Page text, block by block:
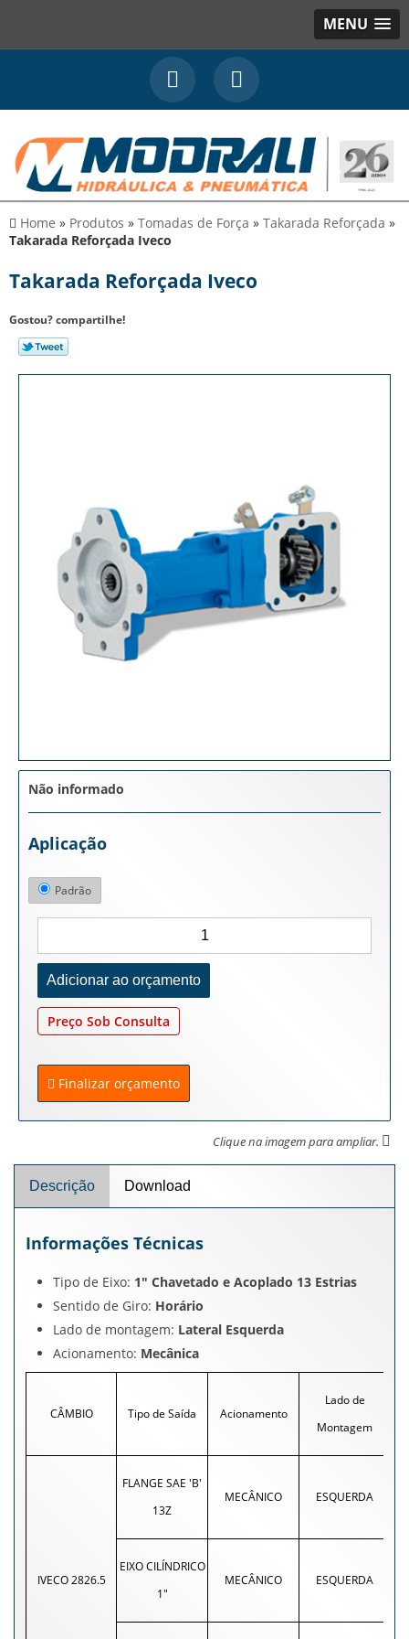
MENU
Home » Produtos » Tomadas de Força » Takarada Reforçada »
Takarada Reforçada Iveco
Takarada Reforçada Iveco
Gostou? compartilhe!
Não informado
Aplicação
Padrão
Preço Sob Consulta
Finalizar orçamento
Clique na imagem para ampliar.
Descrição Download
Informações Técnicas
Tipo de Eixo: 1" Chavetado e Acoplado 13 Estrias
Sentido de Giro: Horário
Lado de montagem: Lateral Esquerda
Acionamento: Mecânica
CÂMBIO Tipo de Saída Acionamento
Lado de
Montagem
IVECO 2826.5
FLANGE SAE 'B'
13Z
MECÂNICO ESQUERDA
EIXO CILÍNDRICO
1"
MECÂNICO ESQUERDA